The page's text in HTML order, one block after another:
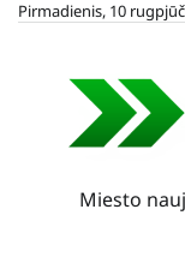
SkipPirmadienis, 10
Miesto